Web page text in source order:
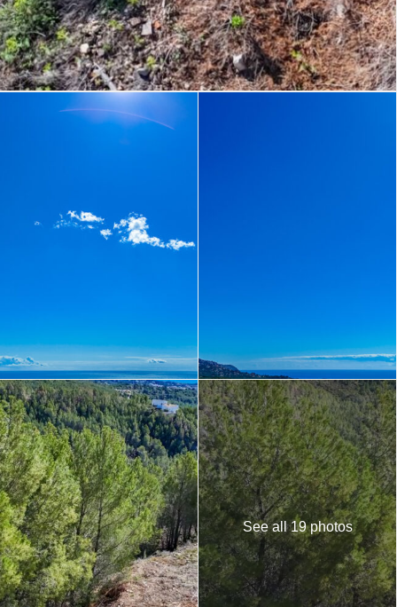
See all 19 photos